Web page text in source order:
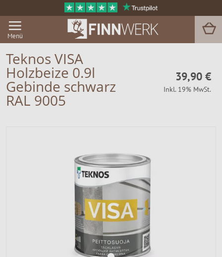
Menü
Grill & BBQ
Sauna
Teknos VISA
Holzbeize 0.9l
Gebinde schwarz
RAL 9005
39,90 €
Inkl. 19% MwSt.